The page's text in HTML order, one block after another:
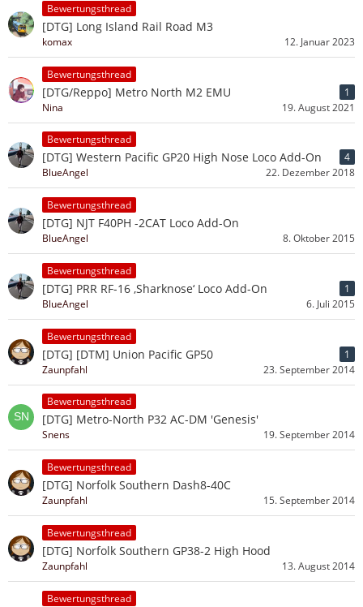
Bewertungsthread
[DTG] Long Island Rail Road M3
komax 12. Januar 2023
Bewertungsthread
[DTG/Reppo] Metro North M2 EMU
1
Nina
19. August 2021
Bewertungsthread
[DTG] Western Pacific GP20 High Nose Loco Add-On
4
BlueAngel
22. Dezember 2018
Bewertungsthread
[DTG] NJT F40PH -2CAT Loco Add-On
BlueAngel 8. Oktober 2015
Bewertungsthread
[DTG] PRR RF-16 ‚Sharknose‘ Loco Add-On
1
BlueAngel
6. Juli 2015
Bewertungsthread
[DTG] [DTM] Union Pacific GP50
1
Zaunpfahl
23. September 2014
Bewertungsthread
[DTG] Metro-North P32 AC-DM 'Genesis'
Snens 19. September 2014
Bewertungsthread
[DTG] Norfolk Southern Dash8-40C
Zaunpfahl 15. September 2014
Bewertungsthread
[DTG] Norfolk Southern GP38-2 High Hood
Zaunpfahl 13. August 2014
Bewertungsthread